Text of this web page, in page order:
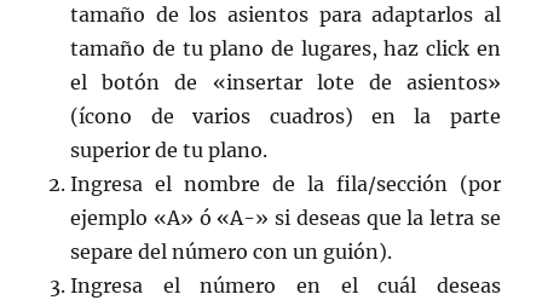
tamaño de los asientos para adaptarlos al
tamaño de tu plano de lugares, haz click en
el botón de «insertar lote de asientos»
(ícono de varios cuadros) en la parte
superior de tu plano.
Ingresa el nombre de la fila/sección (por
ejemplo «A» ó «A-» si deseas que la letra se
separe del número con un guión).
Ingresa el número en el cuál deseas